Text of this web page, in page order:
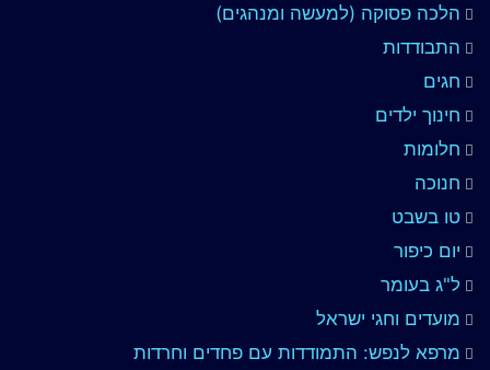
הלכה פסוקה (למעשה ומנהגים)
התבודדות
חגים
חינוך ילדים
חלומות
חנוכה
טו בשבט
יום כיפור
ל"ג בעומר
מועדים וחגי ישראל
מרפא לנפש: התמודדות עם פחדים וחרדות